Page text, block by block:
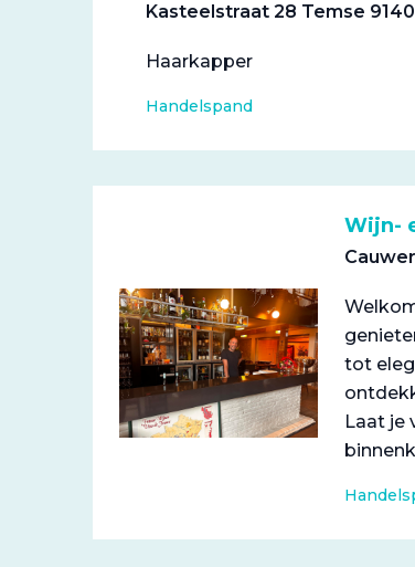
Kasteelstraat 28 Temse 9140
Haarkapper
Handelspand
Wijn-
tot
Laat je